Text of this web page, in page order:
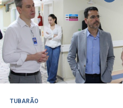
TUBARÃO